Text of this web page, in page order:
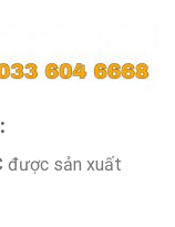
được sản xuất